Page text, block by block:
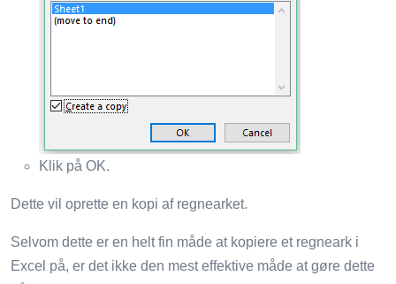
Klik på OK.
Dette vil oprette en kopi af regnearket.
Selvom dette er en helt fin måde at kopiere et regneark i
Excel på, er det ikke den mest effektive måde at gøre dette